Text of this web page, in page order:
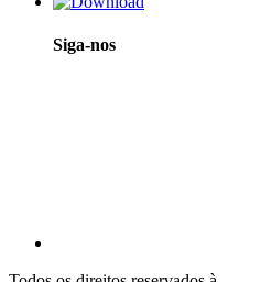
Siga-nos